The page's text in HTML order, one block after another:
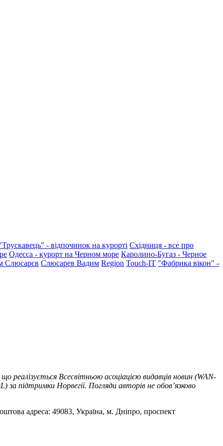
- відпочинок на курорті Східниця - все про
Одесса - курорт на Черном море Каролино-Бугаз - Черное
Слюсарєв Слюсарев Вадим Region Touch-IT "Фабрика вікон" -
Всесвітньою асоціацією видавців новин (WAN-
підтримки Норвегії. Погляди авторів не обов’язково
адреса: 49083, Україна, м. Дніпро, проспект